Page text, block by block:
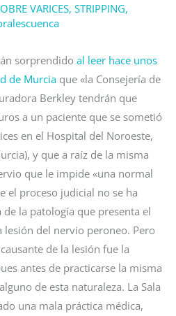
VARICES, STRIPPING,
sorprendido al leer hace unos
de Murcia que «la Consejería de
Berkley tendrán que
a un paciente que se sometió
en el Hospital del Noroeste,
y que a raíz de la misma
que le impide «una normal
el proceso judicial no se ha
la patología que presenta el
del nervio peroneo. Pero
de la lesión fue la
antes de practicarse la misma
de esta naturaleza. La Sala
una mala práctica médica,